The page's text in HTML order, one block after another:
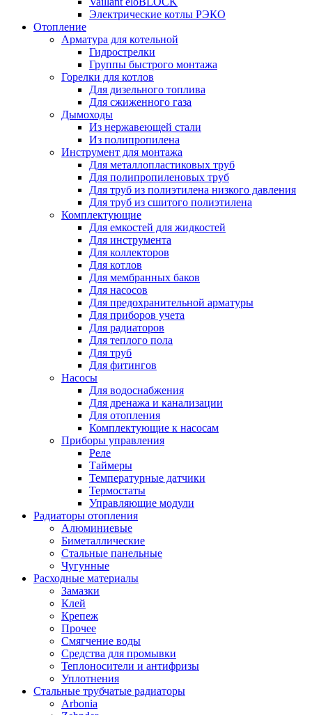
Электрические котлы РЭКО
Отопление
Арматура для котельной
Гидрострелки
Группы быстрого монтажа
Горелки для котлов
Для дизельного топлива
Для сжиженного газа
Дымоходы
Из нержавеющей стали
Из полипропилена
Инструмент для монтажа
Для металлопластиковых труб
Для полипропиленовых труб
Для труб из полиэтилена низкого давления
Для труб из сшитого полиэтилена
Комплектующие
Для емкостей для жидкостей
Для инструмента
Для коллекторов
Для котлов
Для мембранных баков
Для насосов
Для предохранительной арматуры
Для приборов учета
Для радиаторов
Для теплого пола
Для труб
Для фитингов
Насосы
Для водоснабжения
Для дренажа и канализации
Для отопления
Комплектующие к насосам
Приборы управления
Реле
Таймеры
Температурные датчики
Термостаты
Управляющие модули
Радиаторы отопления
Алюминиевые
Биметаллические
Стальные панельные
Чугунные
Расходные материалы
Замазки
Клей
Крепеж
Прочее
Смягчение воды
Средства для промывки
Теплоносители и антифризы
Уплотнения
Стальные трубчатые радиаторы
Arbonia